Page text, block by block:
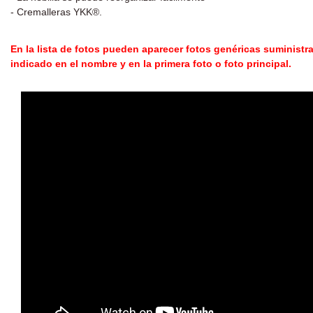
- Cremalleras YKK®.
En la lista de fotos pueden aparecer fotos genéricas
indicado en el nombre y en la primera foto o foto principal.